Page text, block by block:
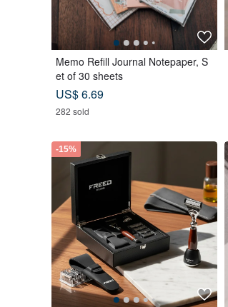
Memo Refill Journal Notepaper, S
et of 30 sheets
US$ 6.69
282 sold
-15%